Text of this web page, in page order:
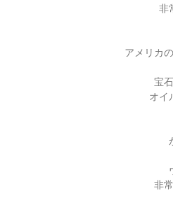
非
アメリカ
宝
オイ
非